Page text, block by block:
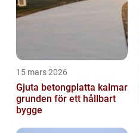
15 mars 2026
Gjuta betongplatta kalmar
grunden för ett hållbart
bygge